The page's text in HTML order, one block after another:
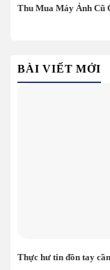
Thu Mua Máy Ảnh Cũ
BÀI VIẾT MỚI
Thực hư tin đồn tay